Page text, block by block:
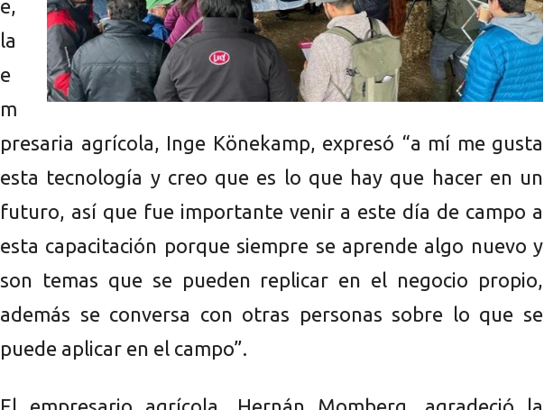
e,
la
e
m
presaria agrícola, Inge Könekamp, expresó “a mí me gusta
esta tecnología y creo que es lo que hay que hacer en un
futuro, así que fue importante venir a este día de campo a
esta capacitación porque siempre se aprende algo nuevo y
son temas que se pueden replicar en el negocio propio,
además se conversa con otras personas sobre lo que se
puede aplicar en el campo”.